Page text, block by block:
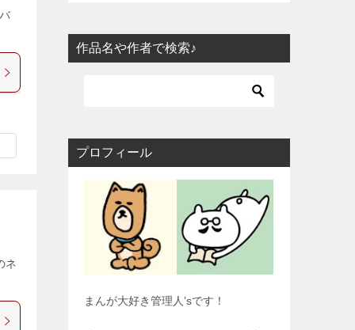
ネ
作品名や作者で検索♪
プロフィール
まんが大好き管理人’sです！